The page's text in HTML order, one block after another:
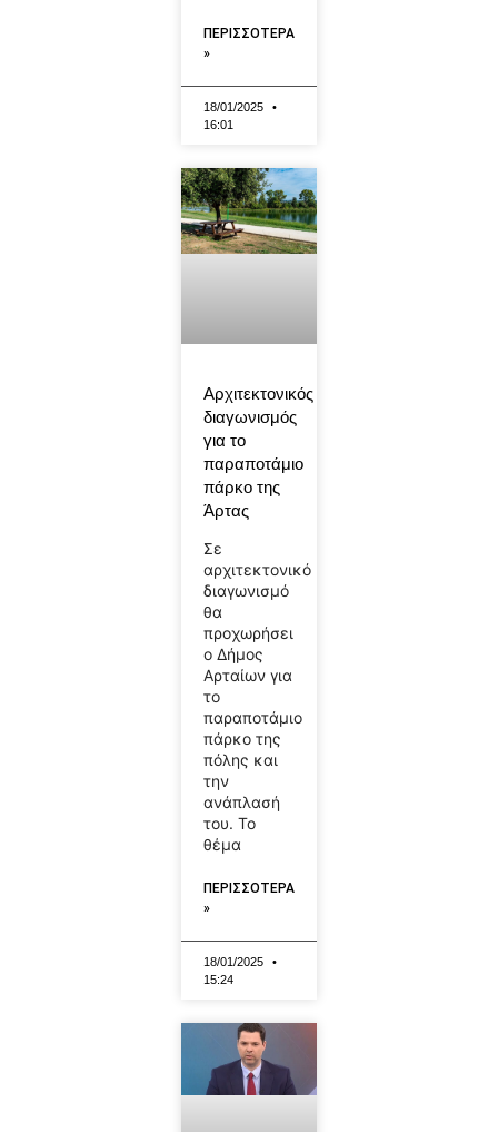
ΠΕΡΙΣΣΟΤΕΡΑ
»
18/01/2025
16:01
Αρχιτεκτονικός
διαγωνισμός
για το
παραποτάμιο
πάρκο της
Άρτας
Σε
αρχιτεκτονικό
διαγωνισμό
θα
προχωρήσει
ο Δήμος
Αρταίων για
το
παραποτάμιο
πάρκο της
πόλης και
την
ανάπλασή
του. Το
θέμα
ΠΕΡΙΣΣΟΤΕΡΑ
»
18/01/2025
15:24